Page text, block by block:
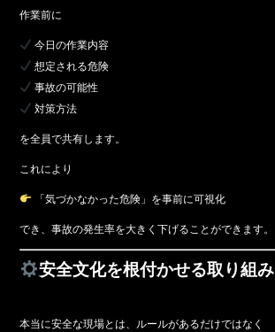
作業前に
今日の作業内容
想定される危険
事故の可能性
対策方法
を全員で共有します。
これにより
「気づかなかった危険」を事前に可視化
でき、事故の発生率を大きく下げることができます。
安全文化を根付かせる取り組み
本当に安全な現場とは、ルールがあるだけではなく